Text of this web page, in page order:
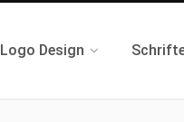
Logo Design